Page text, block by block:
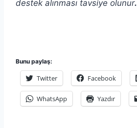
destek alınması tavsiye olunur.
Bunu paylaş:
Twitter Facebook
WhatsApp Yazdır